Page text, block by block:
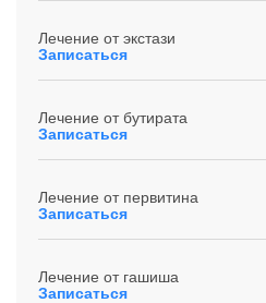
Лечение от экстази
Записаться
Лечение от бутирата
Записаться
Лечение от первитина
Записаться
Лечение от гашиша
Записаться